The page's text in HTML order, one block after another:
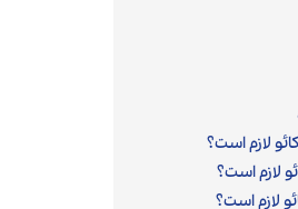
لازم است؟